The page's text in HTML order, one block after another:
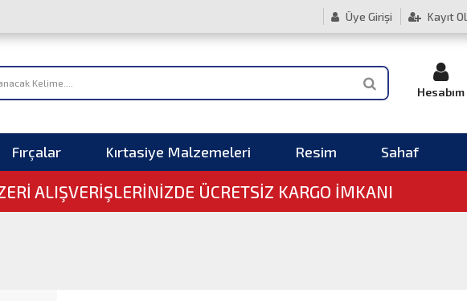
Üye Girişi Kayıt Ol
Hesabım
Fırçalar Kırtasiye Malzemeleri Resim Sahaf
ALIŞVERIŞLERINIZDE ÜCRETSİZ KARGO İMKANI